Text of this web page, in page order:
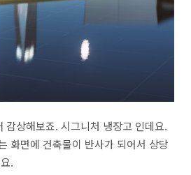
감상해보죠. 시그니처 냉장고 인데요.
화면에 건축물이 반사가 되어서 상당
.